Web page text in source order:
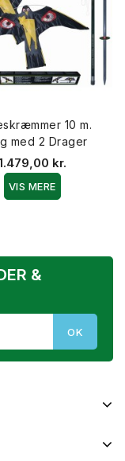
10 m.
med 2 Drager
kr.
VIS MERE
&